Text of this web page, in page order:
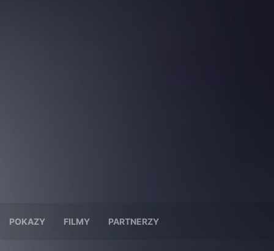
POKAZY FILMY PARTNERZY